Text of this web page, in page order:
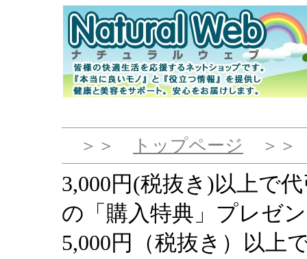
＞＞ トップページ ＞
3,000円(税抜き)以上で
の「購入特典」プレゼ
5,000円（税抜き）以